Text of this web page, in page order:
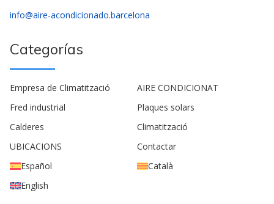
info@aire-acondicionado.barcelona
Categorías
Empresa de Climatització
AIRE CONDICIONAT
Fred industrial
Plaques solars
Calderes
Climatització
UBICACIONS
Contactar
Español
Català
English